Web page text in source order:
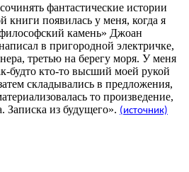
фантастические истории
книги появилась у меня, когда я
камень» Джоан
в пригородной электричке,
третью на берегу моря. У меня
будто кто-то высший моей рукой
складывались в предложения,
то произведение,
Записка из будущего». (источник)